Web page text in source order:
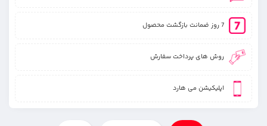
7 روز ضمانت بازگشت محصول
روش های پرداخت سفارش
اپلیکیشن می هارد